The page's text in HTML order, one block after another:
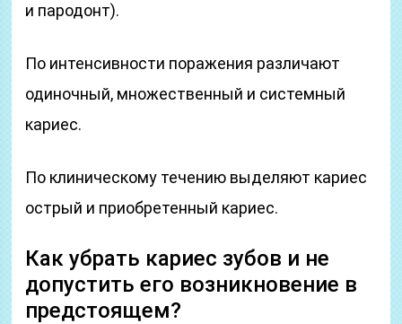
и пародонт).
По интенсивности поражения различают
одиночный, множественный и системный
кариес.
По клиническому течению выделяют кариес
острый и приобретенный кариес.
Как убрать кариес зубов и не
допустить его возникновение в
предстоящем?